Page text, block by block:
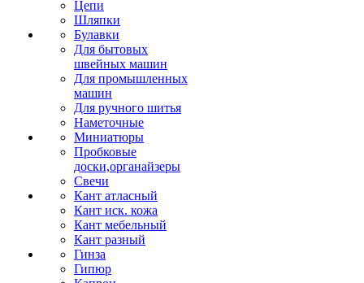
Цепи
Шляпки
Булавки
Для бытовых
швейных машин
Для промышленных
машин
Для ручного шитья
Наметочные
Миниатюры
Пробковые
доски,органайзеры
Свечи
Кант атласный
Кант иск. кожа
Кант мебельный
Кант разный
Гинза
Гипюр